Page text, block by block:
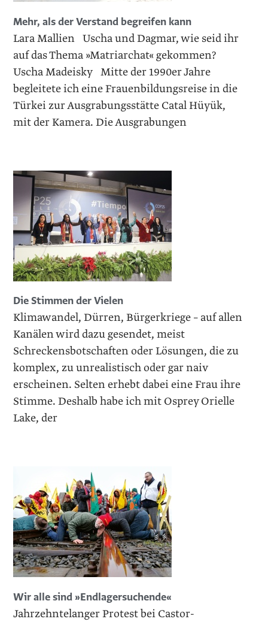
Mehr, als der Verstand begreifen kann
Lara Mallien Uscha und Dagmar, wie seid ihr
auf das Thema »Matriarchat« gekommen?
Uscha Madeisky Mitte der 1990er Jahre
begleitete ich eine Frauenbildungsreise in die
Türkei zur Ausgrabungsstätte Catal Hüyük,
mit der Kamera. Die Ausgrabungen
Die Stimmen der Vielen
Klimawandel, Dürren, Bürgerkriege – auf allen
Kanälen wird dazu gesendet, meist
Schreckensbotschaften oder Lösungen, die zu
komplex, zu unrealistisch oder gar naiv
erscheinen. Selten erhebt dabei eine Frau ihre
Stimme. Deshalb habe ich mit Osprey Orielle
Lake, der
Wir alle sind »Endlagersuchende«
Jahrzehntelanger Protest bei Castor-